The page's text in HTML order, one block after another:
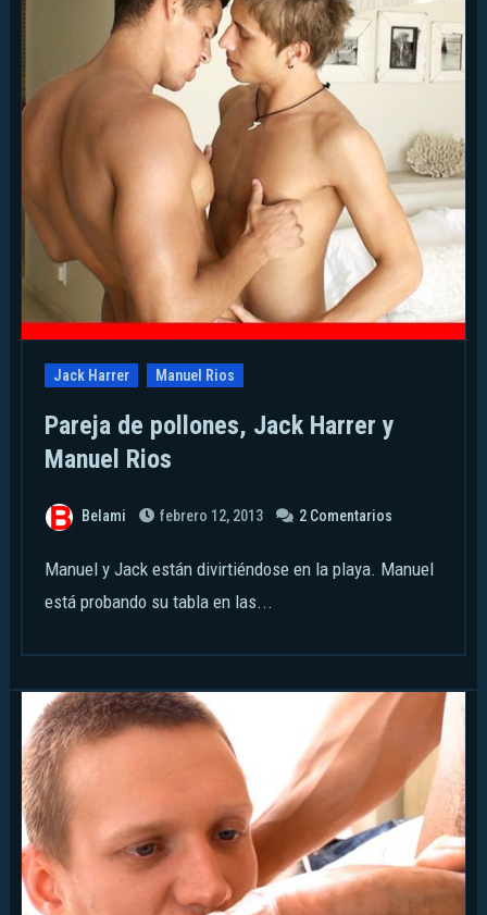
Jack Harrer Manuel Rios
Pareja de pollones, Jack Harrer y
Manuel Rios
Belami febrero 12, 2013 2 Comentarios
Manuel y Jack están divirtiéndose en la playa. Manuel
está probando su tabla en las...